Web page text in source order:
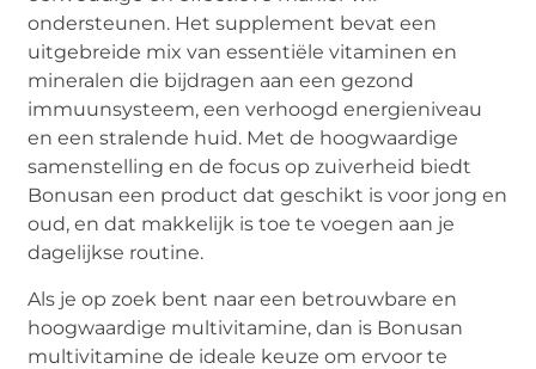
ondersteunen. Het supplement bevat een
uitgebreide mix van essentiële vitaminen en
mineralen die bijdragen aan een gezond
immuunsysteem, een verhoogd energieniveau
en een stralende huid. Met de hoogwaardige
samenstelling en de focus op zuiverheid biedt
Bonusan een product dat geschikt is voor jong en
oud, en dat makkelijk is toe te voegen aan je
dagelijkse routine.
Als je op zoek bent naar een betrouwbare en
hoogwaardige multivitamine, dan is Bonusan
multivitamine de ideale keuze om ervoor te